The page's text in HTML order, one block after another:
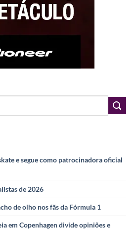
e segue como patrocinadora oficial
de 2026
de olho nos fãs da Fórmula 1
em Copenhagen divide opiniões e